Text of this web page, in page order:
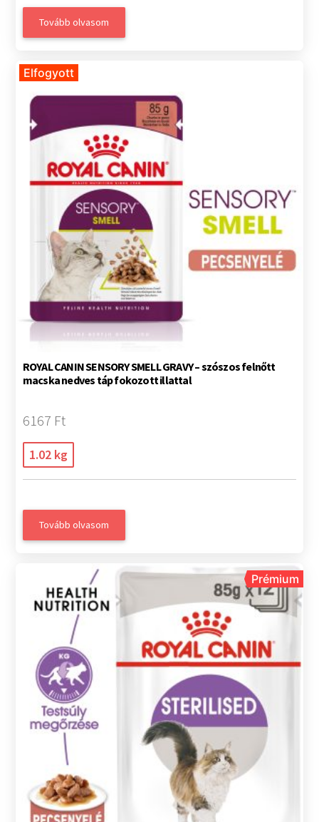
Tovább olvasom
Elfogyott
ROYAL CANIN SENSORY SMELL GRAVY – szószos felnőtt
macska nedves táp fokozott illattal
6167 Ft
1.02 kg
Tovább olvasom
Prémium